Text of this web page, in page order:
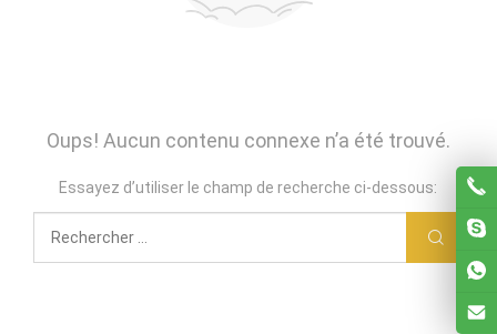
Oups! Aucun contenu connexe n’a été trouvé.
Essayez d’utiliser le champ de recherche ci-dessous: